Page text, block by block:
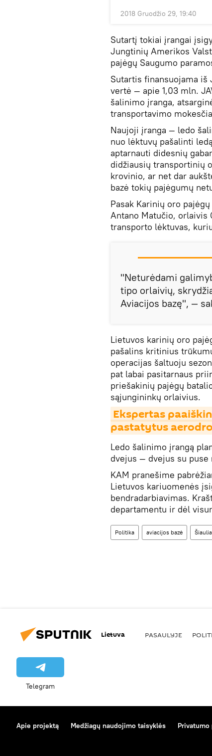
2018 Gruodžio 29, 19:40
Sutartį tokiai įrangai
Jungtinių Amerikos
pajėgų Saugumo
Sutartis finansuojama iš
vertė — apie 1,03 mln.
šalinimo įranga,
transportavimo
Naujoji įranga — ledo
nuo lėktuvų pašalinti
aptarnauti didesnių
didžiausių transportinių
krovinio, ar net dar
bazė tokių pajėgumų
Pasak Karinių oro
Antano Matučio, orlaivis
transporto lėktuvas,
"Neturėdami
tipo orlaivių,
Aviacijos bazę", —
Lietuvos karinių oro
pašalins kritinius
operacijas šaltuoju
pat labai pasitarnaus
priešakinių pajėgų
sąjungininkų orlaivius.
Ekspertas
pastatytus
Ledo šalinimo įrangą
dvejus — dvejus su
KAM pranešime
Lietuvos kariuomenės
bendradarbiavimas.
departamentu ir dėl
Politika aviacijos bazė
Lietuva PASAULYJE
Telegram
Apie projektą Medžiagų naudojimo taisyklės